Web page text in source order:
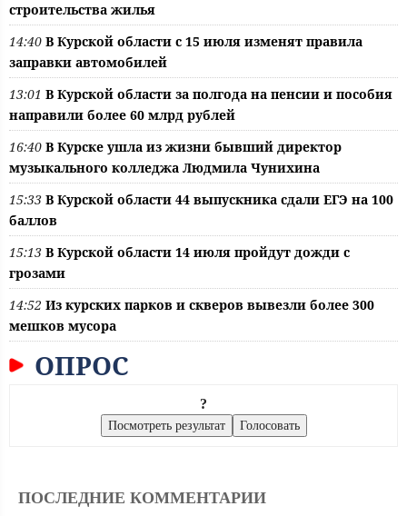
строительства жилья
14:40 В Курской области с 15 июля изменят правила
заправки автомобилей
13:01 В Курской области за полгода на пенсии и пособия
направили более 60 млрд рублей
16:40 В Курске ушла из жизни бывший директор
музыкального колледжа Людмила Чунихина
15:33 В Курской области 44 выпускника сдали ЕГЭ на 100
баллов
15:13 В Курской области 14 июля пройдут дожди с
грозами
14:52 Из курских парков и скверов вывезли более 300
мешков мусора
ОПРОС
?
ПОСЛЕДНИЕ КОММЕНТАРИИ